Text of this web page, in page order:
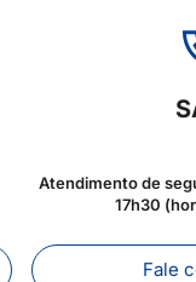
Atendimento de
17h30
Fale